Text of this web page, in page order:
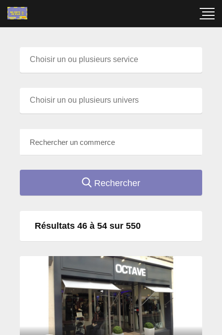
Rechercher
Résultats 46 à 54 sur 550